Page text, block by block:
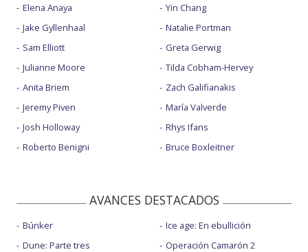
Elena Anaya
Jake Gyllenhaal
Sam Elliott
Julianne Moore
Anita Briem
Jeremy Piven
Josh Holloway
Roberto Benigni
Yin Chang
Natalie Portman
Greta Gerwig
Tilda Cobham-Hervey
Zach Galifianakis
María Valverde
Rhys Ifans
Bruce Boxleitner
AVANCES DESTACADOS
Búnker
Dune: Parte tres
Ice age: En ebullición
Operación Camarón 2